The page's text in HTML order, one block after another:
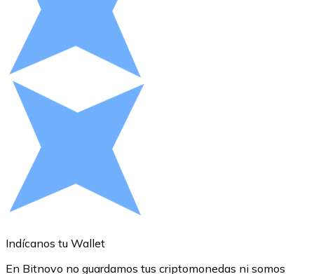
Efectivo
Compra criptomonedas con efectivo en tu tienda más
Comprar con efectivo
Transferencia SEPA
Añade fondos a tu cuenta Bitnovo o realiza compras
Comprar con Transferencia
Tarjeta de crédito / débito
Utiliza tarjetas Visa y Mastercard para comprar
Tienda - Tarjetas regalo
Indícanos tu Wallet
En Bitnovo no guardamos tus criptomonedas ni somos